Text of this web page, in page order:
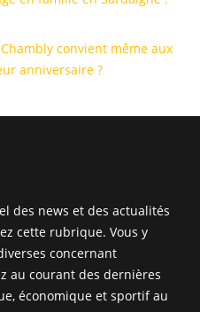
convient même aux
anniversaire ?
des news et des actualités
cette rubrique. Vous y
concernant
au courant des dernières
économique et sportif au